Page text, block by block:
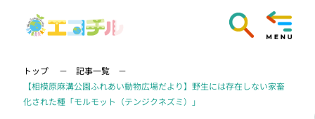
トップ
記事一覧
【相模原麻溝公園ふれあい動物広場だより】野生には存在しない家畜
化された種「モルモット（テンジクネズミ）」